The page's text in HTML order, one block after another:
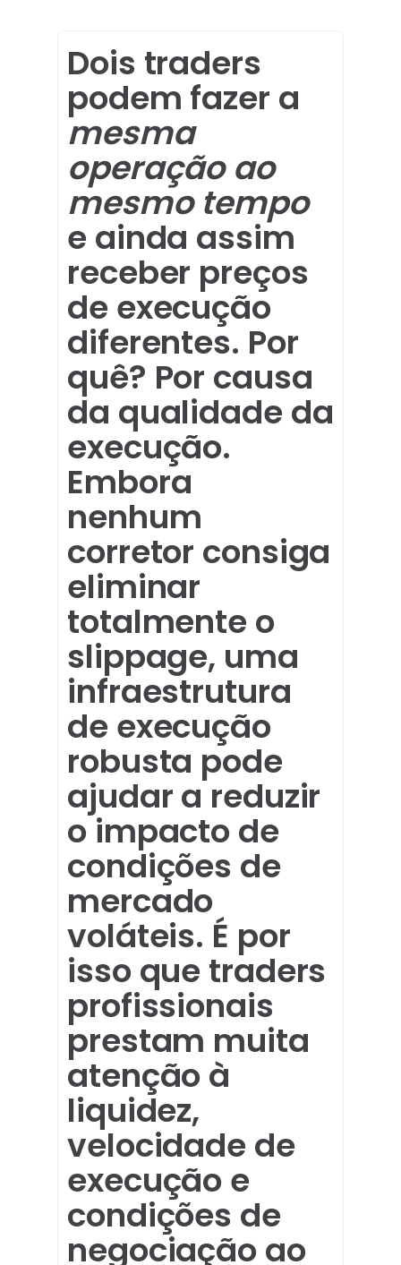
Dois traders
podem fazer a
mesma
operação ao
mesmo tempo
e ainda assim
receber preços
de execução
diferentes. Por
quê? Por causa
da qualidade da
execução.
Embora
nenhum
corretor consiga
eliminar
totalmente o
slippage, uma
infraestrutura
de execução
robusta pode
ajudar a reduzir
o impacto de
condições de
mercado
voláteis. É por
isso que traders
profissionais
prestam muita
atenção à
liquidez,
velocidade de
execução e
condições de
negociação ao